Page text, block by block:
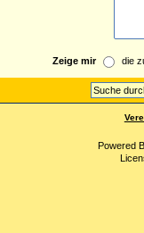
Zeige mir die
Powered